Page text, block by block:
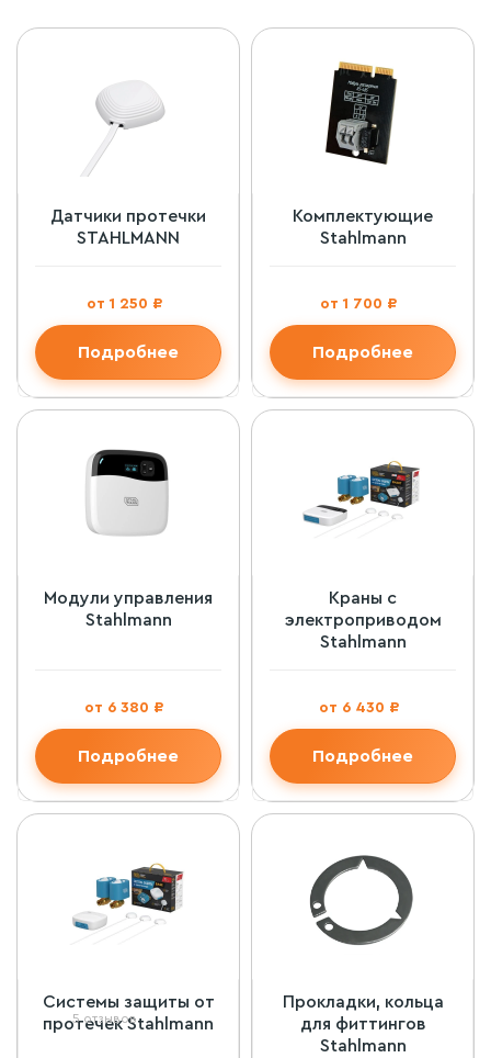
Датчики протечки
STAHLMANN
от 1 250 ₽
Подробнее
Комплектующие
Stahlmann
от 1 700 ₽
Подробнее
Модули управления
Stahlmann
от 6 380 ₽
Подробнее
Краны с
электроприводом
Stahlmann
от 6 430 ₽
Подробнее
5 отзывов
Системы защиты от
протечек Stahlmann
Прокладки, кольца
для фиттингов
Stahlmann